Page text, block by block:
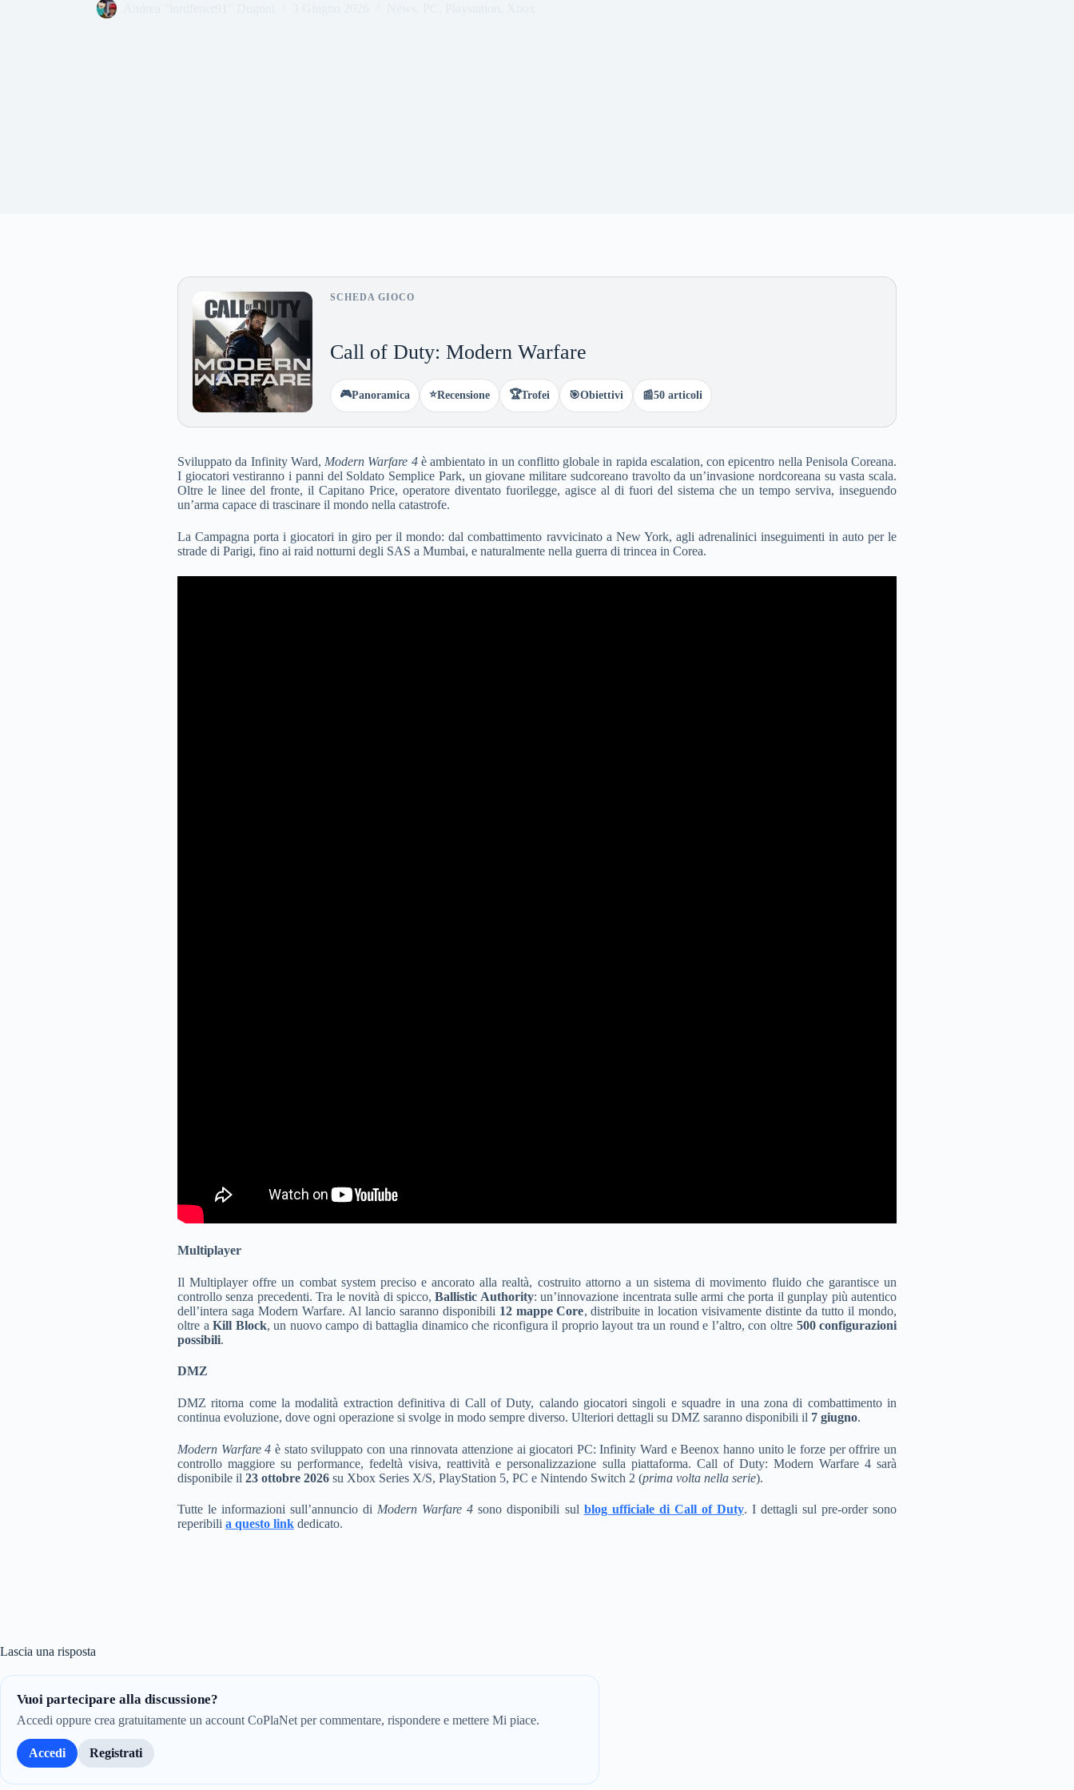
SCHEDA GIOCO
Call of Duty: Modern Warfare
🎮Panoramica ⭐Recensione 🏆Trofei 🎯Obiettivi 📰50 articoli
Sviluppato da Infinity Ward, Modern Warfare 4è ambientato in un conflitto globale in rapida escalation, con epicentro nella Penisola Coreana.
I giocatori vestiranno i panni del Soldato Semplice Park, un giovane militare sudcoreano travolto da un’invasione nordcoreana su vasta scala.
Oltre le linee del fronte, il Capitano Price, operatore diventato fuorilegge, agisce al di fuori del sistema che un tempo serviva, inseguendo
un’arma capace di trascinare il mondo nella catastrofe.
La Campagna porta i giocatori in giro per il mondo: dal combattimento ravvicinato a New York, agli adrenalinici inseguimenti in auto per le
strade di Parigi, fino ai raid notturni degli SAS a Mumbai, e naturalmente nella guerra di trincea in Corea.
Multiplayer
Il Multiplayer offre un combat system preciso e ancorato alla realtà, costruito attorno a un sistema di movimento fluido che garantisce un
controllo senza precedenti. Tra le novità di spicco,Ballistic Authority: un’innovazione incentrata sulle armi che porta il gunplay più autentico
dell’intera saga Modern Warfare. Al lancio saranno disponibili 12 mappe Core, distribuite in location visivamente distinte da tutto il mondo,
oltre aKill Block, un nuovo campo di battaglia dinamico che riconfigura il proprio layout tra un round e l’altro, con oltre 500 configurazioni
possibili.
DMZ
DMZ ritorna come la modalità extraction definitiva di Call of Duty, calando giocatori singoli e squadre in una zona di combattimento in
continua evoluzione, dove ogni operazione si svolge in modo sempre diverso. Ulteriori dettagli su DMZ saranno disponibili il 7 giugno.
Modern Warfare 4 è stato sviluppato con una rinnovata attenzione ai giocatori PC: Infinity Ward e Beenox hanno unito le forze per offrire un
controllo maggiore su performance, fedeltà visiva, reattività e personalizzazione sulla piattaforma. Call of Duty: Modern Warfare 4 sarà
disponibile il 23 ottobre 2026 su Xbox Series X/S, PlayStation 5, PC e Nintendo Switch 2 (prima volta nella serie).
Tutte le informazioni sull’annuncio di Modern Warfare 4 sono disponibili sul blog ufficiale di Call of Duty. I dettagli sul pre-order sono
reperibili a questo link dedicato.
Lascia una risposta
Vuoi partecipare alla discussione?
Accedi oppure crea gratuitamente un account CoPlaNet per commentare, rispondere e mettere Mi piace.
Accedi Registrati